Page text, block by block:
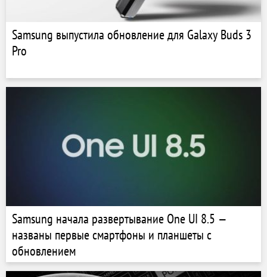
Samsung выпустила обновление для Galaxy Buds 3
Pro
Samsung начала развертывание One UI 8.5 —
названы первые смартфоны и планшеты с
обновлением